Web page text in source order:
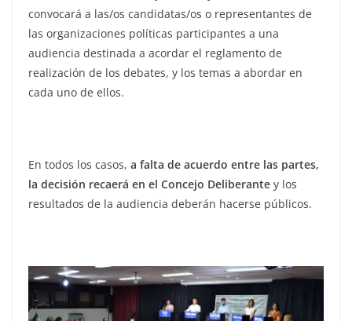
convocará a las/os candidatas/os o representantes de
las organizaciones políticas participantes a una
audiencia destinada a acordar el reglamento de
realización de los debates, y los temas a abordar en
cada uno de ellos.
En todos los casos, a falta de acuerdo entre las partes,
la decisión recaerá en el Concejo Deliberante y los
resultados de la audiencia deberán hacerse públicos.